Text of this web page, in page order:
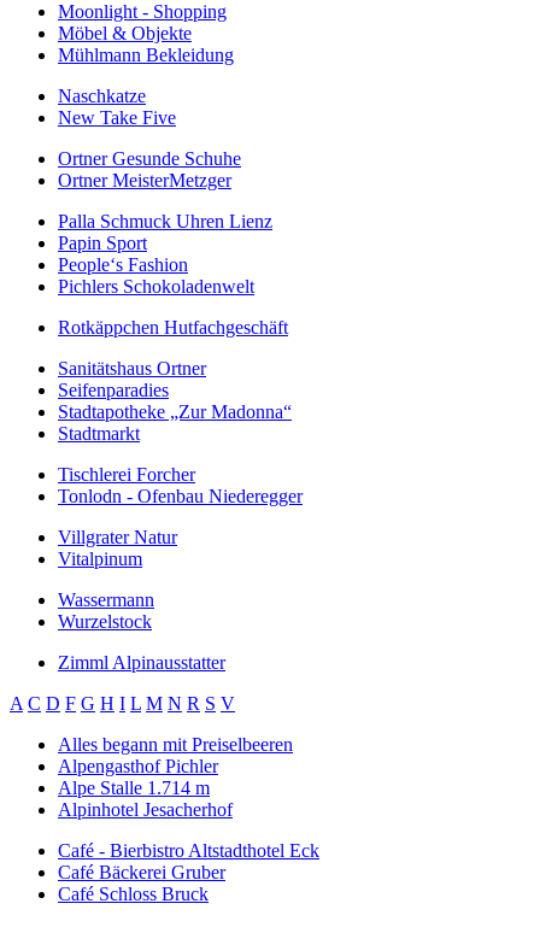
Moonlight - Shopping
Möbel & Objekte
Mühlmann Bekleidung
Naschkatze
New Take Five
Ortner Gesunde Schuhe
Ortner MeisterMetzger
Palla Schmuck Uhren Lienz
Papin Sport
People‘s Fashion
Pichlers Schokoladenwelt
Rotkäppchen Hutfachgeschäft
Sanitätshaus Ortner
Seifenparadies
Stadtapotheke „Zur Madonna“
Stadtmarkt
Tischlerei Forcher
Tonlodn - Ofenbau Niederegger
Villgrater Natur
Vitalpinum
Wassermann
Wurzelstock
Zimml Alpinausstatter
A C D F G H I L M N R S V
Alles begann mit Preiselbeeren
Alpengasthof Pichler
Alpe Stalle 1.714 m
Alpinhotel Jesacherhof
Café - Bierbistro Altstadthotel Eck
Café Bäckerei Gruber
Café Schloss Bruck